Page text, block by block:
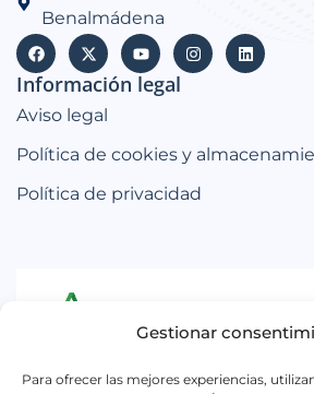
Gestionar
Para ofrecer las mejores experiencias,
Benalmádena
Información legal
Aviso legal
Política de cookies y
Política de privacidad
Iniciativa subvencionada por la